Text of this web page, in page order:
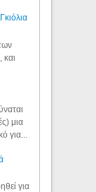
και
μια
για...
για